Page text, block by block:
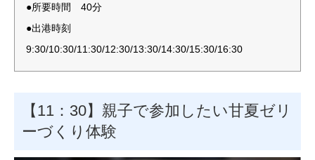
●所要時間 40分
●出港時刻
9:30/10:30/11:30/12:30/13:30/14:30/15:30/16:30
【11：30】親子で参加したい甘夏ゼリ
ーづくり体験